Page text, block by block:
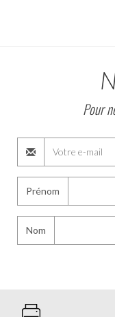
Pour
Prénom
Nom